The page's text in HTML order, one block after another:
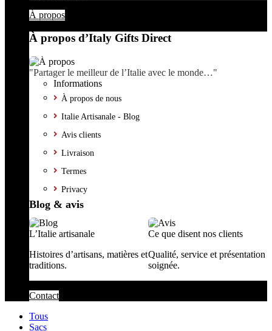
À propos
À propos d’Italy Gifts Direct
"Partager le meilleur de l’Italie avec le monde…"
Informations
À propos de nous
Italie Artisanale - Blog
Avis clients
Livraison
Termes
Privacy
Blog & avis
L’Italie artisanale
Histoires d’artisans, matières et
traditions.
Ce que disent nos clients
Qualité, service et présentation
soignée.
Contact
Tous
Sacs